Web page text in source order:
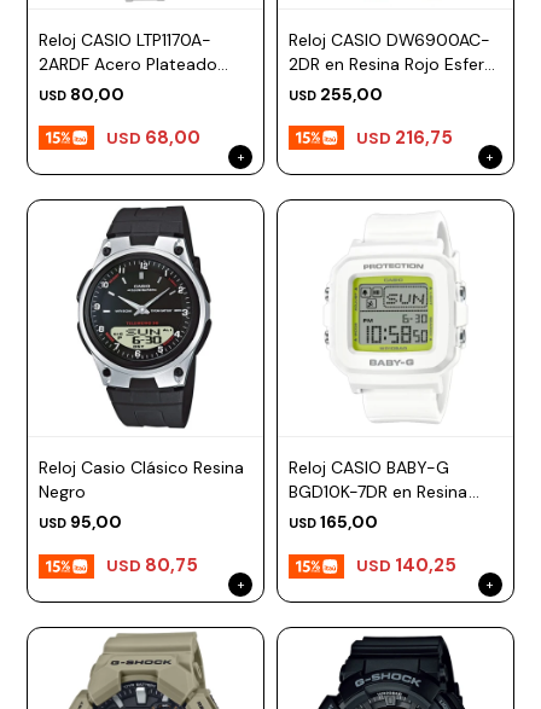
Reloj CASIO LTP1170A-
2ARDF Acero Plateado
Esfera 30mm
USD 80,00
USD 68,00
Reloj CASIO DW6900AC-
2DR en Resina Rojo Esfera
44mm
USD 255,00
USD 216,75
Reloj Casio Clásico Resina
Negro
USD 95,00
USD 80,75
Reloj CASIO BABY-G
BGD10K-7DR en Resina
Blanco Esfera 43mm
USD 165,00
USD 140,25
todo
Relojes
Loria
Studio
Casio
Fossil
Exchange
Jansport
Karvik
Prune
Pluma
Repuestos
Bolígrafo
HIDRATACIÓN
Plastico
Accesorios
MOCHILAS
Encendedores
WATCHME
EmpresaCompra